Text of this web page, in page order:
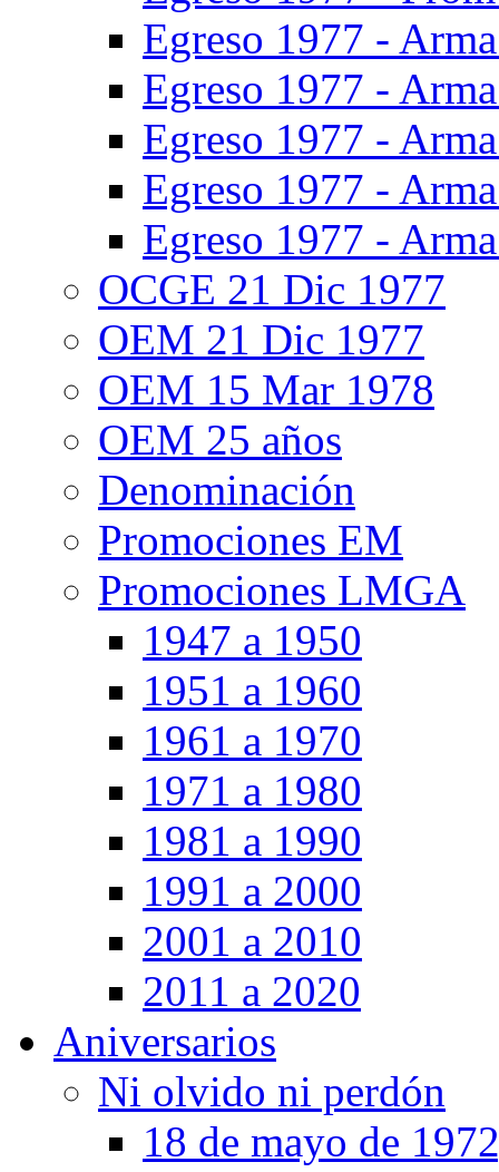
Egreso 1977 -
Egreso 1977 -
Egreso 1977 -
Egreso 1977 -
Egreso 1977 -
OCGE 21 Dic 1977
OEM 21 Dic 1977
OEM 15 Mar 1978
OEM 25 años
Denominación
Promociones EM
Promociones LMGA
1947 a 1950
1951 a 1960
1961 a 1970
1971 a 1980
1981 a 1990
1991 a 2000
2001 a 2010
2011 a 2020
Aniversarios
Ni olvido ni perdón
18 de mayo de